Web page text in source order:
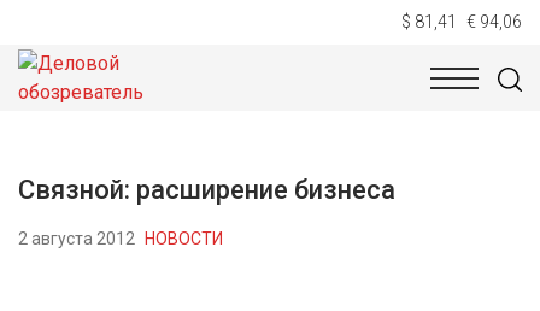
$ 81,41 € 94,06
НОВОСТИ
Связной: расширение бизнеса
2 августа 2012 НОВОСТИ